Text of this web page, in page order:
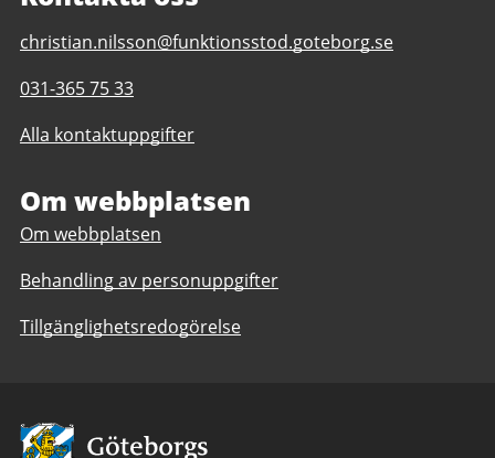
E-
till
Naturfokus
daglig
Göteborgs
Stad
christian.nilsson@funktionsstod.goteborg.se
Telefonnummer
Naturfokus
verksamhet
Göteborgs
Stad
031-365 75 33
Alla kontaktuppgifter
Om webbplatsen
Om webbplatsen
Behandling av personuppgifter
Tillgänglighetsredogörelse
Avsändare: